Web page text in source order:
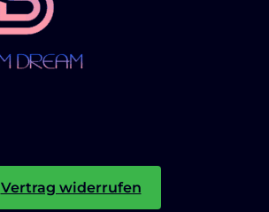
Vertrag widerrufen